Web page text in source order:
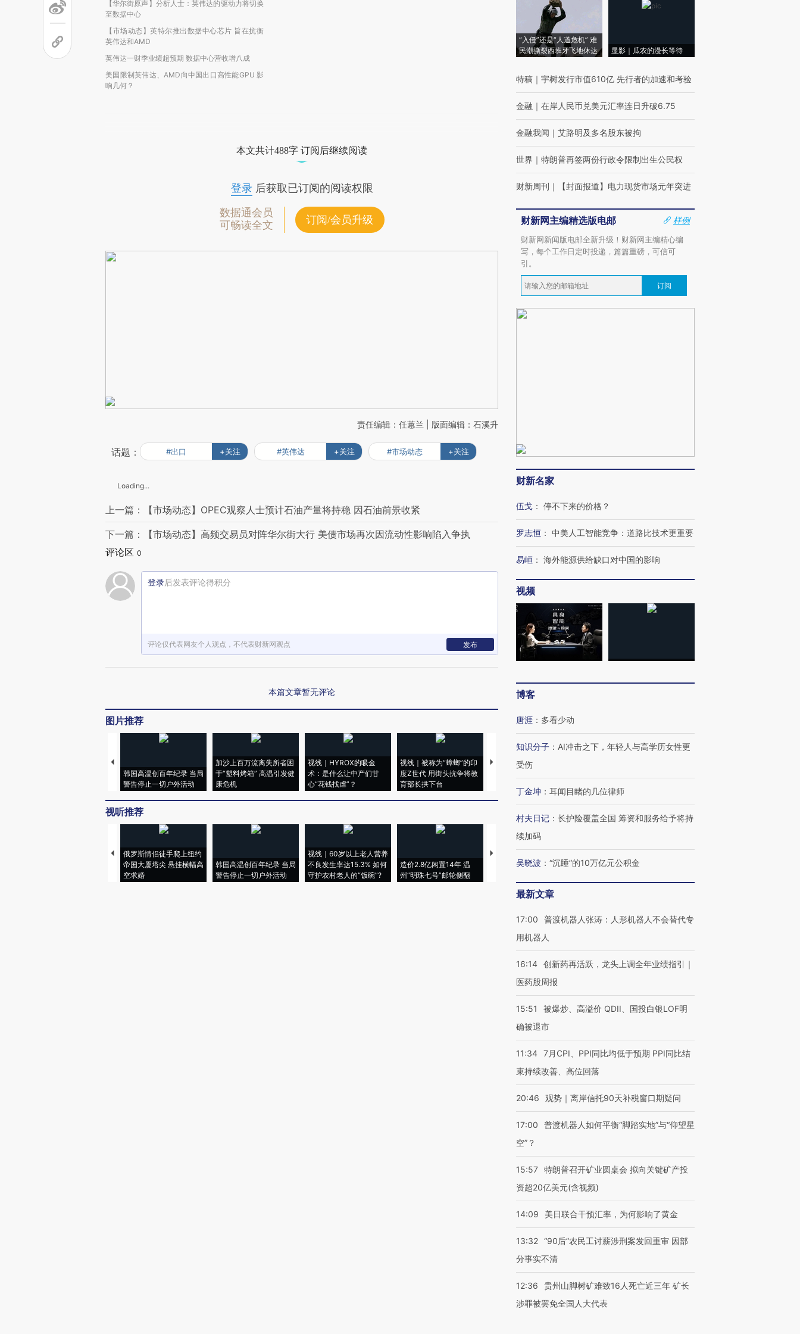
【华尔街原声】分析人士：英伟达的驱动力将切换
至数据中心
【市场动态】英特尔推出数据中心芯片 旨在抗衡
英伟达和AMD
英伟达一财季业绩超预期 数据中心营收增八成
美国限制英伟达、AMD向中国出口高性能GPU 影
响几何？
本文共计488字 订阅后继续阅读
登录后获取已订阅的阅读权限
数据通会员
可畅读全文
订阅/会员升级
责任编辑：任蕙兰 | 版面编辑：石溪升
话题： #出口 +关注 #英伟达 +关注 #市场动态 +关注
Loading...
上一篇：【市场动态】OPEC观察人士预计石油产量将持稳 因石油前景收紧
下一篇：【市场动态】高频交易员对阵华尔街大行 美债市场再次因流动性影响陷入争执
评论区 0
登录后发表评论得积分
评论仅代表网友个人观点，不代表财新网观点 发布
本篇文章暂无评论
图片推荐
韩国高温创百年纪录 当局
警告停止一切户外活动
加沙上百万流离失所者困
于“塑料烤箱” 高温引发健
康危机
视线｜HYROX的吸金
术：是什么让中产们甘
心“花钱找虐”？
视线｜被称为“蟑螂”的印
度Z世代 用街头抗争将教
育部长拱下台
视线｜“入侵”还是“人道危
视听推荐
俄罗斯情侣徒手爬上纽约
帝国大厦塔尖 悬挂横幅高
空求婚
韩国高温创百年纪录 当局
警告停止一切户外活动
视线｜60岁以上老人营养
不良发生率达15.3% 如何
守护农村老人的“饭碗”?
造价2.8亿闲置14年 温
州“明珠七号”邮轮侧翻
特朗普出席葬礼疑似打瞌
睡引争议 白宫怒斥批评
水位跌破纪录 二战沉船与
“入侵”还是“人道危机” 难
民潮撕裂西班牙飞地休达
显影｜瓜农的漫长等待
特稿 ｜ 宇树发行市值610亿 先行者的加速和考验
金融 ｜ 在岸人民币兑美元汇率连日升破6.75
金融我闻 ｜ 艾路明及多名股东被拘
世界 ｜ 特朗普再签两份行政令限制出生公民权
财新周刊 ｜ 【封面报道】电力现货市场元年突进
财新网主编精选版电邮
样例
财新网新闻版电邮全新升级！财新网主编精心编
写，每个工作日定时投递，篇篇重磅，可信可
引。
订阅
财新名家
伍戈 ： 停不下来的价格？
罗志恒 ： 中美人工智能竞争：道路比技术更重要
易峘 ： 海外能源供给缺口对中国的影响
视频
博客
唐涯 ： 多看少动
知识分子 ： AI冲击之下，年轻人与高学历女性更
受伤
丁金坤 ： 耳闻目睹的几位律师
村夫日记 ： 长护险覆盖全国 筹资和服务给予将持
续加码
吴晓波 ： “沉睡”的10万亿元公积金
最新文章
17:00
普渡机器人张涛：人形机器人不会替代专
用机器人
16:14 创新药再活跃，龙头上调全年业绩指引｜
医药股周报
15:51
被爆炒、高溢价 QDII、国投白银LOF明
确被退市
11:34 7月CPI、PPI同比均低于预期 PPI同比结
束持续改善、高位回落
20:46 观势｜离岸信托90天补税窗口期疑问
17:00
普渡机器人如何平衡“脚踏实地”与“仰望星
空”？
15:57 特朗普召开矿业圆桌会 拟向关键矿产投
资超20亿美元(含视频)
14:09 美日联合干预汇率，为何影响了黄金
13:32 “90后”农民工讨薪涉刑案发回重审 因部
分事实不清
12:36
贵州山脚树矿难致16人死亡近三年 矿长
涉罪被罢免全国人大代表